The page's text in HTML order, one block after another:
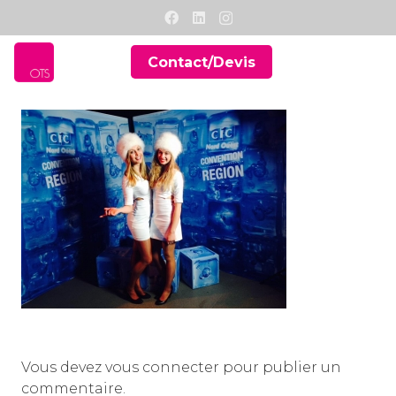
Contact/Devis
Vous devez vous connecter pour publier un
commentaire.